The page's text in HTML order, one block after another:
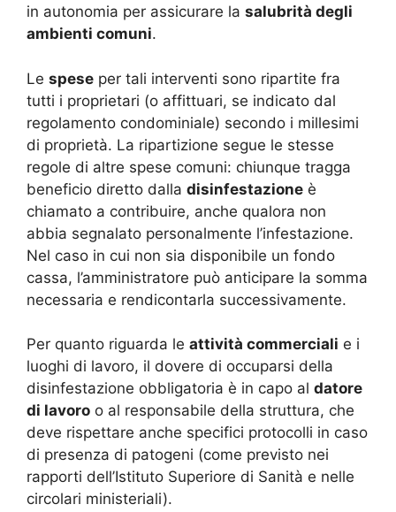
in autonomia per assicurare la salubrità degli
ambienti comuni.
Le spese per tali interventi sono ripartite fra
tutti i proprietari (o affittuari, se indicato dal
regolamento condominiale) secondo i millesimi
di proprietà. La ripartizione segue le stesse
regole di altre spese comuni: chiunque tragga
beneficio diretto dalla disinfestazione è
chiamato a contribuire, anche qualora non
abbia segnalato personalmente l’infestazione.
Nel caso in cui non sia disponibile un fondo
cassa, l’amministratore può anticipare la somma
necessaria e rendicontarla successivamente.
Per quanto riguarda le attività commerciali e i
luoghi di lavoro, il dovere di occuparsi della
disinfestazione obbligatoria è in capo al datore
di lavoro o al responsabile della struttura, che
deve rispettare anche specifici protocolli in caso
di presenza di patogeni (come previsto nei
rapporti dell’Istituto Superiore di Sanità e nelle
circolari ministeriali).